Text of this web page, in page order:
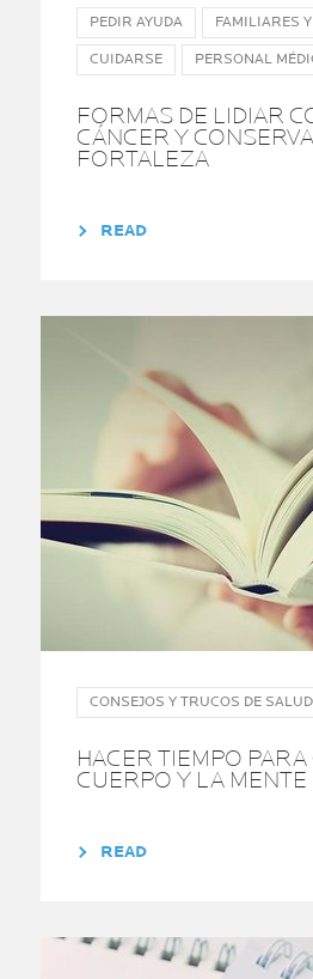
PEDIR AYUDA FAMILIARES
CUIDARSE PERSONAL
FORMAS DE LIDIAR
CÁNCER Y
FORTALEZA
READ
CONSEJOS Y TRUCOS DE SALUD
HACER TIEMPO
CUERPO Y LA MENTE
READ